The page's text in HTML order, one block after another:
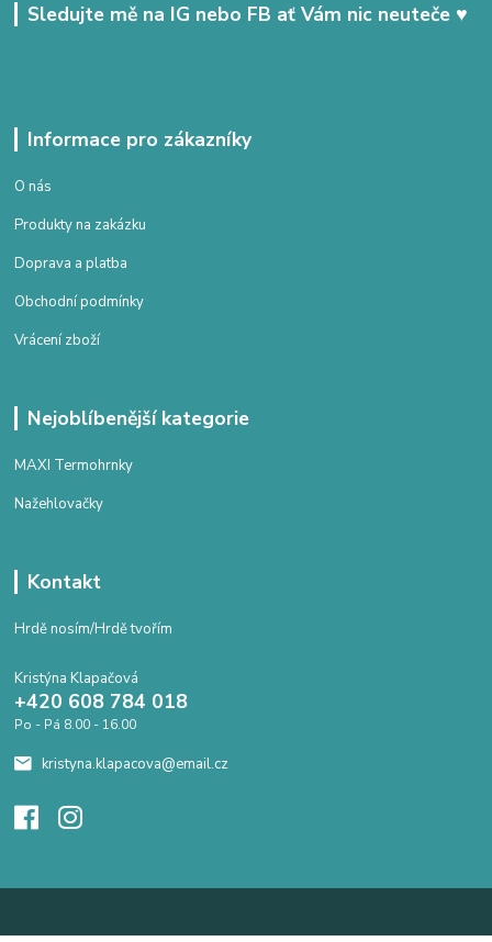
Sledujte mě na IG nebo FB ať Vám nic neuteče ♥
Informace pro zákazníky
O nás
Produkty na zakázku
Doprava a platba
Obchodní podmínky
Vrácení zboží
Nejoblíbenější kategorie
MAXI Termohrnky
Nažehlovačky
Kontakt
Hrdě nosím/Hrdě tvořím
Kristýna Klapačová
+420 608 784 018
Po - Pá 8.00 - 16.00
kristyna.klapacova@email.cz